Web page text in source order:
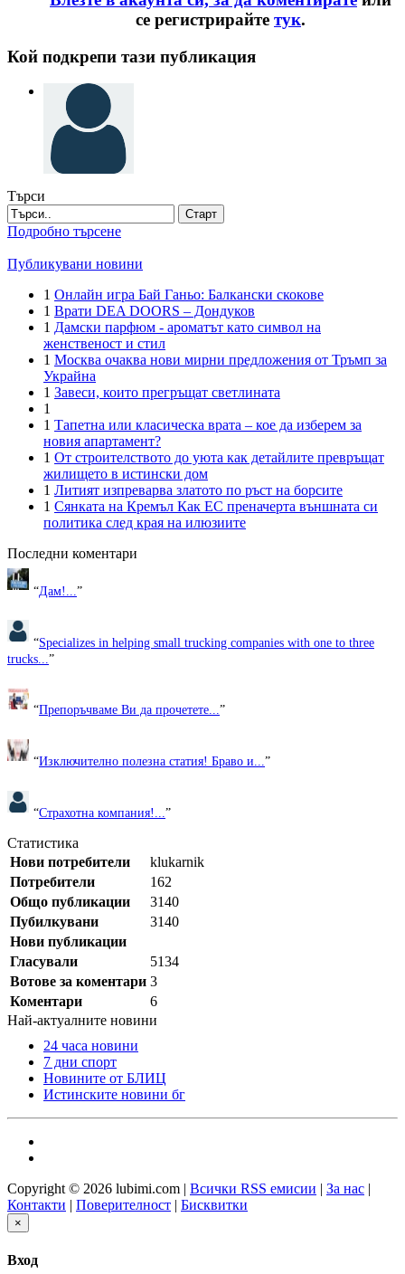
се регистрирайте тук.
Кой подкрепи тази публикация
Търси
Старт
Подробно търсене
Публикувани новини
1 Онлайн игра Бай Ганьо: Балкански скокове
1 Врати DEA DOORS – Дондуков
1 Дамски парфюм - ароматът като символ на
женственост и стил
1 Москва очаква нови мирни предложения от Тръмп за
Украйна
1 Завеси, които прегръщат светлината
1
1 Тапетна или класическа врата – кое да изберем за
новия апартамент?
1 От строителството до уюта как детайлите превръщат
жилището в истински дом
1 Литият изпреварва златото по ръст на борсите
1 Сянката на Кремъл Как ЕС преначерта външната си
политика след края на илюзиите
Последни коментари
“Дам!... ”
“Specializes in helping small trucking companies with one to three
trucks... ”
“Препоръчваме Ви да прочетете...”
“Изключително полезна статия! Браво и... ”
“Страхотна компания!... ”
Статистика
Нови потребители
klukarnik
Потребители
162
Общо публикации
3140
Пубилкувани
3140
Нови публикации
Гласували
5134
Вотове за коментари 3
Коментари
6
Най-актуалните новини
24 часа новини
7 дни спорт
Новините от БЛИЦ
Истинските новини бг
Copyright © 2026 lubimi.com | Всички RSS емисии | За нас |
Контакти | Поверителност | Бисквитки
×
Вход